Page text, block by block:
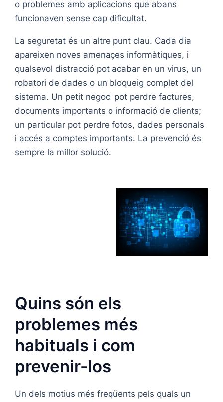
o problemes amb aplicacions que abans
funcionaven sense cap dificultat.
La seguretat és un altre punt clau. Cada dia
apareixen noves amenaçes informàtiques, i
qualsevol distracció pot acabar en un virus, un
robatori de dades o un bloqueig complet del
sistema. Un petit negoci pot perdre factures,
documents importants o informació de clients;
un particular pot perdre fotos, dades personals
i accés a comptes importants. La prevenció és
sempre la millor solució.
Quins són els
problemes més
habituals i com
prevenir-los
Un dels motius més freqüents pels quals un